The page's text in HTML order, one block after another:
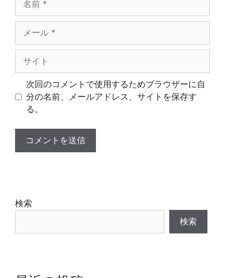
ル
次回のコメントで使用するためブラウザーに自
分の名前、メールアドレス、サイトを保存す
る。
検索
検索